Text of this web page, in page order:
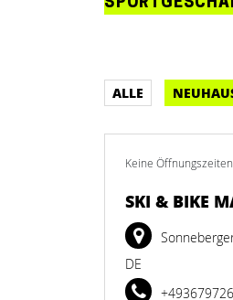
ALLE
Keine
SKI & BIKE
DE